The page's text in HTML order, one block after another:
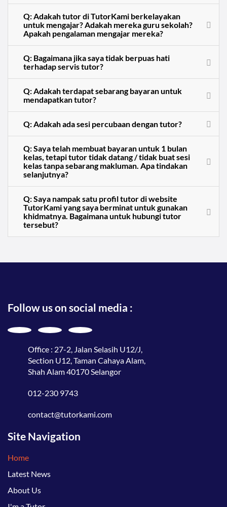
Q: Adakah tutor di TutorKami berkelayakan
untuk mengajar? Adakah mereka guru sekolah?
Apakah pengalaman mengajar mereka?
Q: Bagaimana jika saya tidak berpuas hati
terhadap servis tutor?
Q: Adakah terdapat sebarang bayaran untuk
mendapatkan tutor?
Q: Adakah ada sesi percubaan dengan tutor?
Q: Saya telah membuat bayaran untuk 1 bulan
kelas, tetapi tutor tidak datang / tidak buat sesi
kelas tanpa sebarang makluman. Apa tindakan
selanjutnya?
Q: Saya nampak satu profil tutor di website
TutorKami yang saya berminat untuk gunakan
khidmatnya. Bagaimana untuk hubungi tutor
tersebut?
Follow us on social media :
Office : 27-2, Jalan Selasih U12/J,
Section U12, Taman Cahaya Alam,
Shah Alam 40170 Selangor
012-230 9743
contact@tutorkami.com
Site Navigation
Home
Latest News
About Us